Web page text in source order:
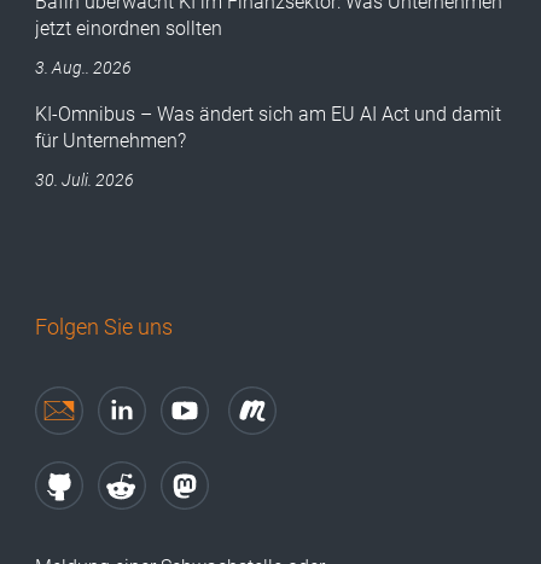
jetzt einordnen sollten
3. Aug.. 2026
KI-Omnibus – Was ändert sich am EU AI Act und damit
für Unternehmen?
30. Juli. 2026
Folgen Sie uns